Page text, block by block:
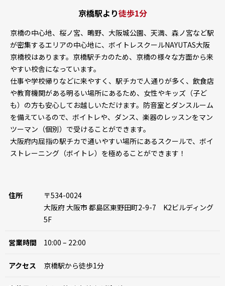
京橋駅より徒歩1分
京橋の中心地、桜ノ宮、鴫野、大阪城公園、天満、森ノ宮など駅
が密集するエリアの中心地に、ボイトレスクールNAYUTAS大阪
京橋校はあります。京橋駅チカのため、京橋の様々な方面から来
やすい校舎になっています。
仕事や学校帰りなどに来やすく、駅チカで人通りが多く、飲食店
や教育機関がある明るい場所にあるため、女性やキッズ（子ど
も）の方も安心してお越しいただけます。防音室とダンスルーム
を備えているので、ボイトレや、ダンス、楽器のレッスンをマン
ツーマン（個別）で受けることができます。
大阪府内屈指の駅チカで通いやすい場所にあるスクールで、ボイ
ストレーニング（ボイトレ）を極めることができます！
住所
〒534-0024
大阪府 大阪市 都島区東野田町2-9-7 K2ビルディング
5F
営業時間 10:00 – 22:00
アクセス 京橋駅から徒歩1分